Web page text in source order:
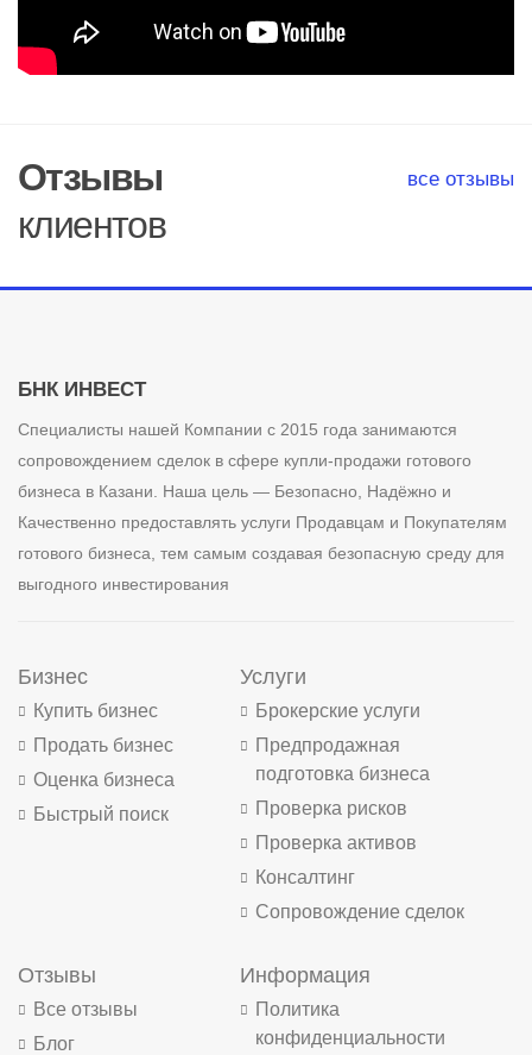
Отзывы
клиентов
все отзывы
БНК ИНВЕСТ
Специалисты нашей Компании с 2015 года занимаются
сопровождением сделок в сфере купли-продажи готового
бизнеса в Казани. Наша цель — Безопасно, Надёжно и
Качественно предоставлять услуги Продавцам и Покупателям
готового бизнеса, тем самым создавая безопасную среду для
выгодного инвестирования
Бизнес
Купить бизнес
Продать бизнес
Оценка бизнеса
Быстрый поиск
Услуги
Брокерские услуги
Предпродажная
подготовка бизнеса
Проверка рисков
Проверка активов
Консалтинг
Сопровождение сделок
Отзывы
Все отзывы
Блог
Информация
Политика
конфиденциальности